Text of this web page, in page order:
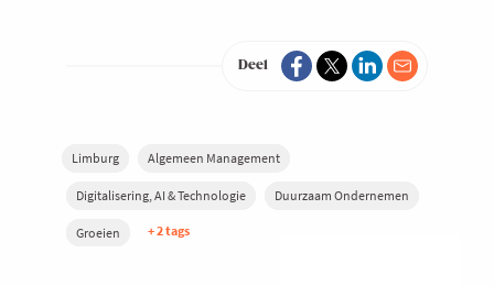
Deel
Limburg Algemeen Management
Digitalisering, AI & Technologie Duurzaam Ondernemen
Groeien + 2 tags